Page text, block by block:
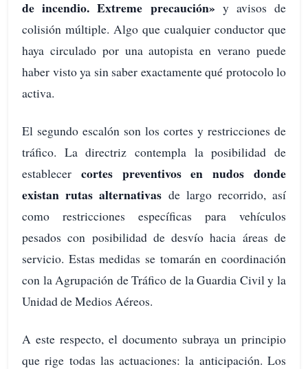
de incendio. Extreme precaución» y avisos de
colisión múltiple. Algo que cualquier conductor que
haya circulado por una autopista en verano puede
haber visto ya sin saber exactamente qué protocolo lo
activa.
El segundo escalón son los cortes y restricciones de
tráfico. La directriz contempla la posibilidad de
establecer cortes preventivos en nudos donde
existan rutas alternativas de largo recorrido, así
como restricciones específicas para vehículos
pesados con posibilidad de desvío hacia áreas de
servicio. Estas medidas se tomarán en coordinación
con la Agrupación de Tráfico de la Guardia Civil y la
Unidad de Medios Aéreos.
A este respecto, el documento subraya un principio
que rige todas las actuaciones: la anticipación. Los